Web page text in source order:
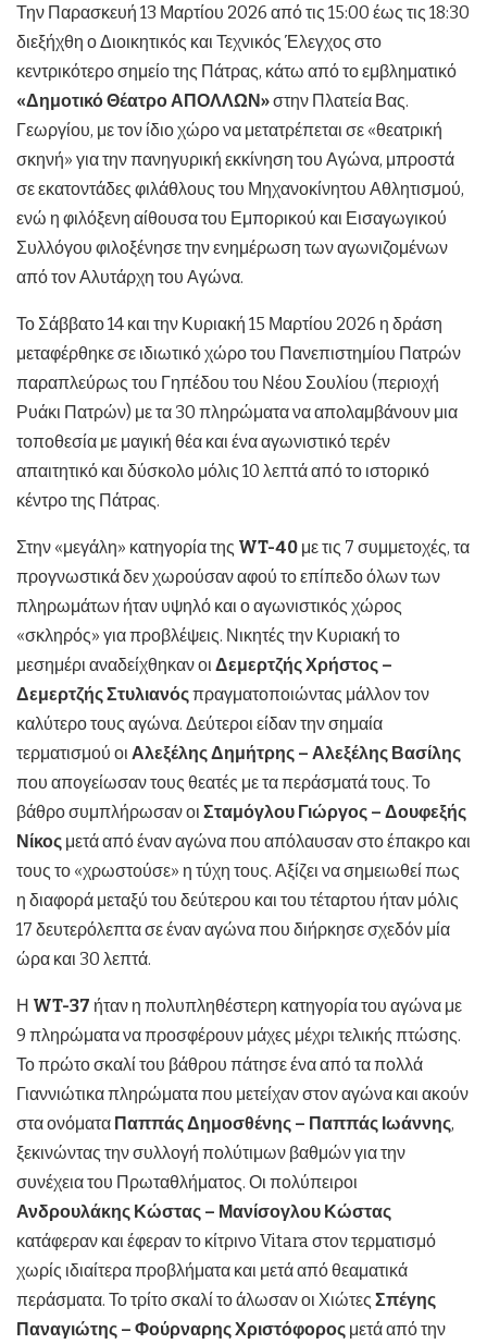
Την Παρασκευή 13 Μαρτίου 2026 από τις 15:00 έως τις 18:30
διεξήχθη ο Διοικητικός και Τεχνικός Έλεγχος στο
κεντρικότερο σημείο της Πάτρας, κάτω από το εμβληματικό
«Δημοτικό Θέατρο ΑΠΟΛΛΩΝ»στην Πλατεία Βας.
Γεωργίου, με τον ίδιο χώρο να μετατρέπεται σε «θεατρική
σκηνή» για την πανηγυρική εκκίνηση του Αγώνα, μπροστά
σε εκατοντάδες φιλάθλους του Μηχανοκίνητου Αθλητισμού,
ενώ η φιλόξενη αίθουσα του Εμπορικού και Εισαγωγικού
Συλλόγου φιλοξένησε την ενημέρωση των αγωνιζομένων
από τον Αλυτάρχη του Αγώνα.
Το Σάββατο 14 και την Κυριακή 15 Μαρτίου 2026 η δράση
μεταφέρθηκε σε ιδιωτικό χώρο του Πανεπιστημίου Πατρών
παραπλεύρως του Γηπέδου του Νέου Σουλίου (περιοχή
Ρυάκι Πατρών) με τα 30 πληρώματα να απολαμβάνουν μια
τοποθεσία με μαγική θέα και ένα αγωνιστικό τερέν
απαιτητικό και δύσκολο μόλις 10 λεπτά από το ιστορικό
κέντρο της Πάτρας.
Στην «μεγάλη» κατηγορία της WT-40 με τις 7 συμμετοχές, τα
προγνωστικά δεν χωρούσαν αφού το επίπεδο όλων των
πληρωμάτων ήταν υψηλό και ο αγωνιστικός χώρος
«σκληρός» για προβλέψεις. Νικητές την Κυριακή το
μεσημέρι αναδείχθηκαν οι Δεμερτζής Χρήστος –
Δεμερτζής Στυλιανόςπραγματοποιώντας μάλλον τον
καλύτερο τους αγώνα. Δεύτεροι είδαν την σημαία
τερματισμού οι Αλεξέλης Δημήτρης – Αλεξέλης Βασίλης
που απογείωσαν τους θεατές με τα περάσματά τους. Το
βάθρο συμπλήρωσαν οι Σταμόγλου Γιώργος – Δουφεξής
Νίκος μετά από έναν αγώνα που απόλαυσαν στο έπακρο και
τους το «χρωστούσε» η τύχη τους. Αξίζει να σημειωθεί πως
η διαφορά μεταξύ του δεύτερου και του τέταρτου ήταν μόλις
17 δευτερόλεπτα σε έναν αγώνα που διήρκησε σχεδόν μία
ώρα και 30 λεπτά.
Η WT-37 ήταν η πολυπληθέστερη κατηγορία του αγώνα με
9 πληρώματα να προσφέρουν μάχες μέχρι τελικής πτώσης.
Το πρώτο σκαλί του βάθρου πάτησε ένα από τα πολλά
Γιαννιώτικα πληρώματα που μετείχαν στον αγώνα και ακούν
στα ονόματα Παππάς Δημοσθένης – Παππάς Ιωάννης,
ξεκινώντας την συλλογή πολύτιμων βαθμών για την
συνέχεια του Πρωταθλήματος. Οι πολύπειροι
Ανδρουλάκης Κώστας – Μανίσογλου Κώστας
κατάφεραν και έφεραν το κίτρινο Vitara στον τερματισμό
χωρίς ιδιαίτερα προβλήματα και μετά από θεαματικά
περάσματα. Το τρίτο σκαλί το άλωσαν οι Χιώτες Σπέγης
Παναγιώτης – Φούρναρης Χριστόφορος μετά από την